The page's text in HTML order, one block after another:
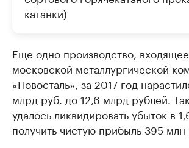
катанки)
Еще одно производство,
московской металлургической
«Новосталь», за 2017 год
млрд руб. до 12,6 млрд рублей.
удалось ликвидировать убыток в
получить чистую прибыль 395 млн